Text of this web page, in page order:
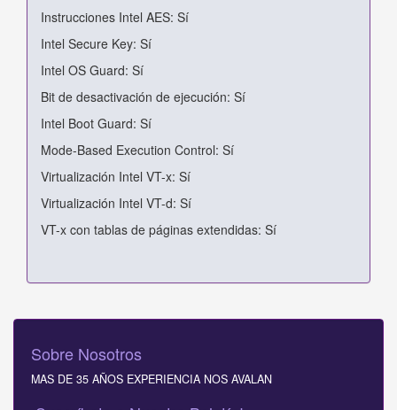
Instrucciones Intel AES: Sí
Intel Secure Key: Sí
Intel OS Guard: Sí
Bit de desactivación de ejecución: Sí
Intel Boot Guard: Sí
Mode-Based Execution Control: Sí
Virtualización Intel VT-x: Sí
Virtualización Intel VT-d: Sí
VT-x con tablas de páginas extendidas: Sí
Sobre Nosotros
MAS DE 35 AÑOS EXPERIENCIA NOS AVALAN